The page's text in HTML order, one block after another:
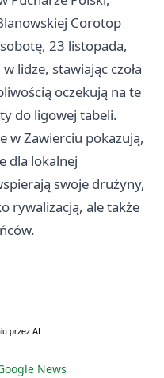
Corotop
23 listopada,
lidze, stawiając czoła
oczekują na te
do ligowej tabeli.
w Zawierciu pokazują,
dla lokalnej
swoje drużyny,
rywalizacją, ale także
News